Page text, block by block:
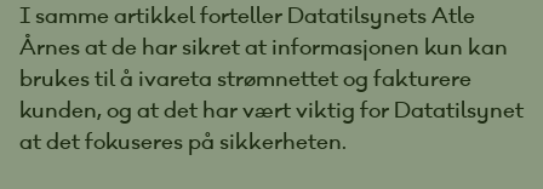
I samme artikkel forteller Datatilsynets Atle
Årnes at de har sikret at informasjonen kun kan
brukes til å ivareta strømnettet og fakturere
kunden, og at det har vært viktig for Datatilsynet
at det fokuseres på sikkerheten.